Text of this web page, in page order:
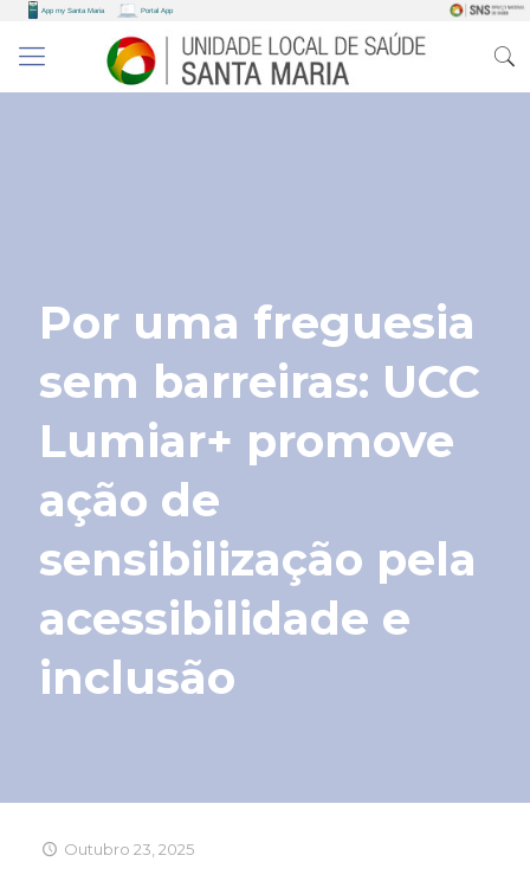
Por uma freguesia
sem barreiras: UCC
Lumiar+ promove
ação de
sensibilização pela
acessibilidade e
inclusão
Outubro 23, 2025